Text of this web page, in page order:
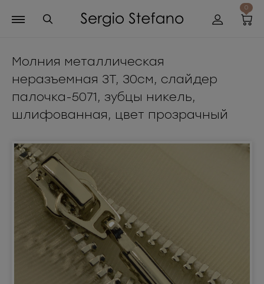
0
Молния металлическая
неразъемная 3Т, 30см, слайдер
палочка-5071, зубцы никель,
шлифованная, цвет прозрачный